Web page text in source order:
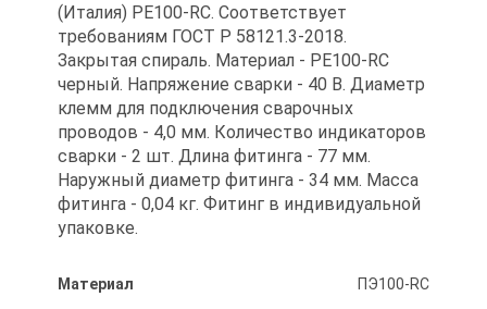
(Италия) PE100-RC. Соответствует
требованиям ГОСТ Р 58121.3-2018.
Закрытая спираль. Материал - PE100-RC
черный. Напряжение сварки - 40 В. Диаметр
клемм для подключения сварочных
проводов - 4,0 мм. Количество индикаторов
сварки - 2 шт. Длина фитинга - 77 мм.
Наружный диаметр фитинга - 34 мм. Масса
фитинга - 0,04 кг. Фитинг в индивидуальной
упаковке.
Материал ПЭ100-RC